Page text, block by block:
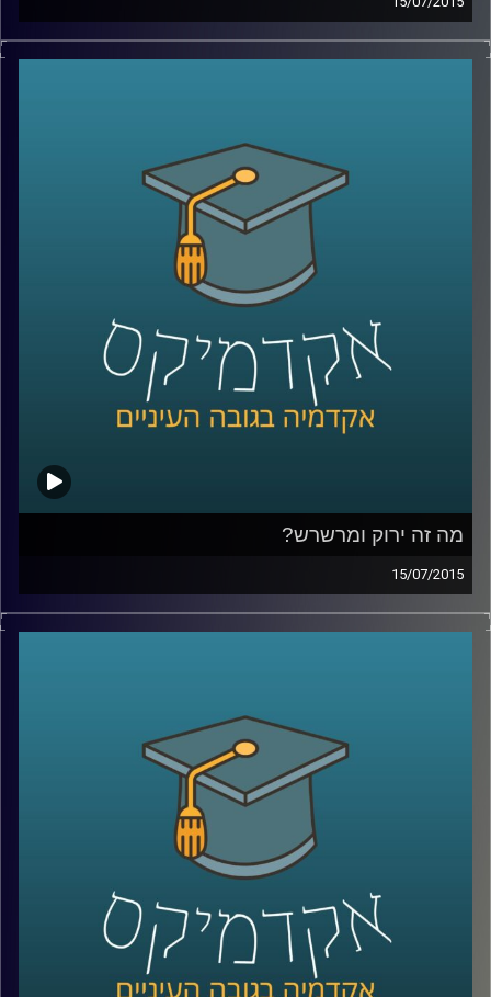
נדין בודו טרכטנברג, המשנה לנגידת בנק
עומדים לרשותו? נדין מסבירה על הקשר בין
משברים כלכליים לבין הפעילות של הבנקים
המרכזיים, ומנסה לתאר את התמונה הבעייתית
והמורכבת בכל הנוגע לסוגיות העוני העולמי.
אישה מעוררת השראה ובעלת השפעה
מתיישבת לשעה באולפן.
קרדיט תמונות:AudioVersity
מה זה ירוק ומרשרש?
15/07/2015
אנחנו מתקשים לעכל שרווח כלכלי יכול
השקעות אחראיות. שקיפות היא ערך עליון
בסיפור, והכלים להטמעתה הם רגולציה וחינוך.
מה יכולים תאגידים וחברות לעשות בנדון, ומה
יכול כל אדם בעל קרן פנסיה לעשות כדי
להעלות את המודעות ואת מעמדן של
ההשקעות החברתיות?
קרדיט תמונות:AudioVersity